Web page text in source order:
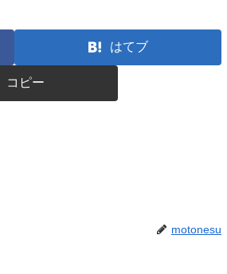
はてブ
コピー
motonesu